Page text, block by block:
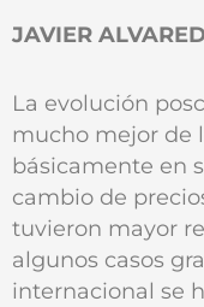
JAVIER
La evolución
mucho mejor de
básicamente en
cambio de
tuvieron mayor
algunos casos
internacional se